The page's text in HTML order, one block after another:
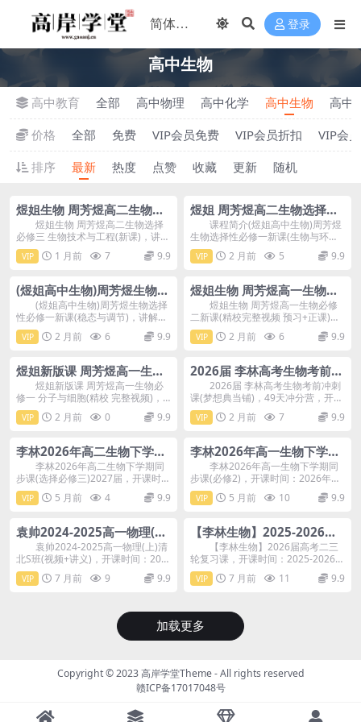
登录
高中生物
高中教育 全部 高中物理 高中化学 高中生物
高中
价格
全部 免费 VIP会员免费 VIP会员折扣
VIP会
排序
最新 热度 点赞 收藏 更新 随机
煜姐生物 周芳煜高二生物选
择必修三(新课) 百度网盘分
享
煜姐生物 周芳煜高二生物选择
必修三 生物技术与工程(新课)，讲解
内容：传统发...
VIP 1 月前 7 9.9
煜姐 周芳煜高二生物选择必
修二新课 百度网盘分享
课程简介(煜姐高中生物)周芳煜
生物选择性必修一新课(生物与环
境)，讲解内容：...
VIP 2 月前 5 9.9
(煜姐高中生物)周芳煜生物选
择性必修一新课 百度网盘分
享
(煜姐高中生物)周芳煜生物选择
性必修一新课(稳态与调节)，讲解内
容：人体的内...
VIP 2 月前 6 9.9
煜姐生物 周芳煜高一生物必
修二新课(精校 预习+正课) 百
度网盘分享
煜姐生物 周芳煜高一生物必修
二新课(精校完整视频 预习+正课)，
包含：课本讲...
VIP 2 月前 6 9.9
煜姐新版课 周芳煜高一生物
必修一(精校 完整视频) 百度
网盘分享
煜姐新版课 周芳煜高一生物必
修一 分子与细胞(精校 完整视频)，
包含：课本讲...
VIP 2 月前 0 9.9
2026届 李林高考生物考前冲
刺课(梦想典当铺) 百度网盘
分享
2026届 李林高考生物考前冲刺
课(梦想典当铺)，49天冲分营，开课
时间：2...
VIP 2 月前 7 9.9
李林2026年高二生物下学期
同步课(选择必修三) 百度网
盘分享
李林2026年高二生物下学期同
步课(选择必修三)2027届，开课时
间：202...
VIP 5 月前 4 9.9
李林2026年高一生物下学期
同步课(生物必修2) 百度网盘
分享
李林2026年高一生物下学期同
步课(必修2)，开课时间：2026年寒
假+20...
VIP 5 月前 10 9.9
袁帅2024-2025高一物理(上)
清北S班(视频+讲义) 百度网
盘分享
袁帅2024-2025高一物理(上)清
北S班(视频+讲义)，开课时间：20
2...
VIP 7 月前 9 9.9
【李林生物】2025-2026届
高考二三轮复习课 百度网盘
分享
【李林生物】2026届高考二三
轮复习课，开课时间：2025-2026
年。 ...
VIP 7 月前 11 9.9
加载更多
Copyright © 2023高岸学堂Theme- All rights reserved
赣ICP备17017048号